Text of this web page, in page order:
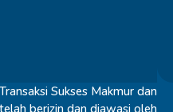
Sukses Makmur dan